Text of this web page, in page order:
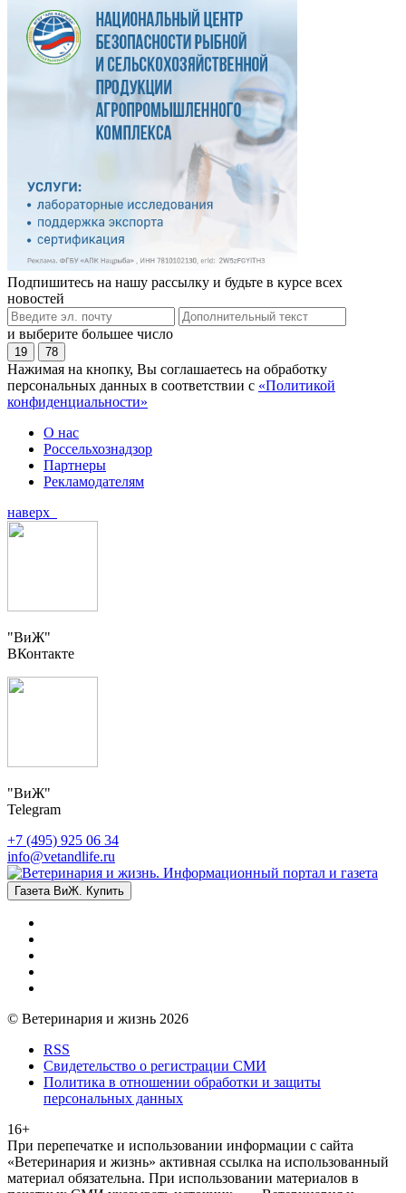
Подпишитесь на нашу рассылку и будьте в курсе всех
новостей
и выберите большее число
19 78
Нажимая на кнопку, Вы соглашаетесь на обработку
персональных данных в соответствии с «Политикой
конфиденциальности»
О нас
Россельхознадзор
Партнеры
Рекламодателям
наверх
"ВиЖ"
ВКонтакте
"ВиЖ"
Telegram
+7 (495) 925 06 34
info@vetandlife.ru
Газета ВиЖ. Купить
© Ветеринария и жизнь 2026
RSS
Свидетельство о регистрации СМИ
Политика в отношении обработки и защиты
персональных данных
16+
При перепечатке и использовании информации с сайта
«Ветеринария и жизнь» активная ссылка на использованный
материал обязательна. При использовании материалов в